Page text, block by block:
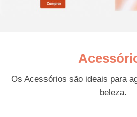
Os Acessórios são ideais para
beleza.